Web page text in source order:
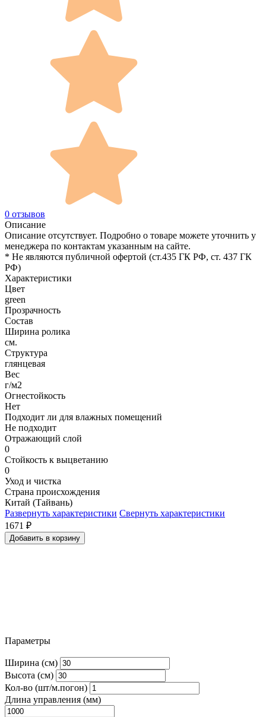
0 отзывов
Описание
Описание отсутствует. Подробно о товаре можете уточнить у
менеджера по контактам указанным на сайте.
* Не являются публичной офертой (ст.435 ГК РФ, cт. 437 ГК
РФ)
Характеристики
Цвет
green
Прозрачность
Состав
Ширина ролика
см.
Структура
глянцевая
Вес
г/м2
Огнестойкость
Нет
Подходит ли для влажных помещений
Не подходит
Отражающий слой
0
Стойкость к выцветанию
0
Уход и чистка
Страна происхождения
Китай (Тайвань)
Развернуть характеристики Свернуть характеристики
1671 ₽
Добавить в корзину
Параметры
Ширина (см)
Высота (см)
Кол-во (шт/м.погон)
Длина управления (мм)